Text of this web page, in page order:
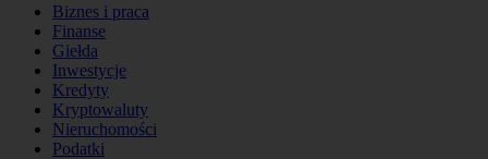
Biznes i praca
Finanse
Giełda
Inwestycje
Kredyty
Kryptowaluty
Nieruchomości
Podatki